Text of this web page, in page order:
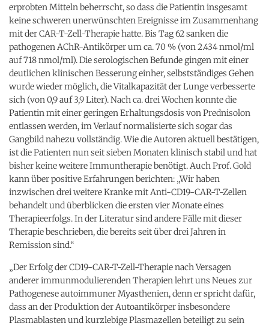
erprobten Mitteln beherrscht, so dass die Patientin insgesamt
keine schweren unerwünschten Ereignisse im Zusammenhang
mit der CAR-T-Zell-Therapie hatte. Bis Tag 62 sanken die
pathogenen AChR-Antikörper um ca. 70 % (von 2.434 nmol/ml
auf 718 nmol/ml). Die serologischen Befunde gingen mit einer
deutlichen klinischen Besserung einher, selbstständiges Gehen
wurde wieder möglich, die Vitalkapazität der Lunge verbesserte
sich (von 0,9 auf 3,9 Liter). Nach ca. drei Wochen konnte die
Patientin mit einer geringen Erhaltungsdosis von Prednisolon
entlassen werden, im Verlauf normalisierte sich sogar das
Gangbild nahezu vollständig. Wie die Autoren aktuell bestätigen,
ist die Patienten nun seit sieben Monaten klinisch stabil und hat
bisher keine weitere Immuntherapie benötigt. Auch Prof. Gold
kann über positive Erfahrungen berichten: „Wir haben
inzwischen drei weitere Kranke mit Anti-CD19-CAR-T-Zellen
behandelt und überblicken die ersten vier Monate eines
Therapieerfolgs. In der Literatur sind andere Fälle mit dieser
Therapie beschrieben, die bereits seit über drei Jahren in
Remission sind.“
„Der Erfolg der CD19-CAR-T-Zell-Therapie nach Versagen
anderer immunmodulierenden Therapien lehrt uns Neues zur
Pathogenese autoimmuner Myasthenien, denn er spricht dafür,
dass an der Produktion der Autoantikörper insbesondere
Plasmablasten und kurzlebige Plasmazellen beteiligt zu sein